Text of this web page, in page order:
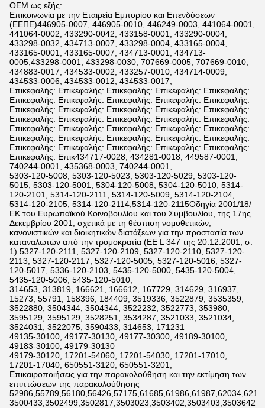
OEM ως εξής:
Επικοινωνία με την Εταιρεία Εμπορίου και Επενδύσεων
(ΕΕΠΕ)446905-0007, 446905-0010, 446249-0003, 441064-0001,
441064-0002, 433290-0042, 433158-0001, 433290-0004,
433298-0032, 434713-0007, 433298-0004, 433165-0004,
433165-0001, 433165-0007, 434713-0001, 434713-
0005,433298-0001, 433298-0030, 707669-0005, 707669-0010,
434883-0017, 434533-0002, 433257-0010, 434714-0009,
434533-0006, 434533-0012, 434533-0017,
Επικεφαλής: Επικεφαλής: Επικεφαλής: Επικεφαλής: Επικεφαλής:
Επικεφαλής: Επικεφαλής: Επικεφαλής: Επικεφαλής: Επικεφαλής:
Επικεφαλής: Επικεφαλής: Επικεφαλής: Επικεφαλής: Επικεφαλής:
Επικεφαλής: Επικεφαλής: Επικεφαλής: Επικεφαλής: Επικεφαλής:
Επικεφαλής: Επικεφαλής: Επικεφαλής: Επικεφαλής: Επικεφαλής:
Επικεφαλής: Επικεφαλής: Επικεφαλής: Επικεφαλής: Επικεφαλής:
Επικεφαλής: Επικεφαλής: Επικεφαλής: Επικεφαλής: Επικεφαλής:
Επικεφαλής: Επικ434717-0028, 434281-0018, 449587-0001,
740244-0001, 435368-0003, 740244-0001,
5303-120-5008, 5303-120-5023, 5303-120-5029, 5303-120-
5015, 5303-120-5001, 5304-120-5008, 5304-120-5010, 5314-
120-2101, 5314-120-2111, 5314-120-5009, 5314-120-2104,
5314-120-2105, 5314-120-2114,5314-120-2115Οδηγία 2001/18/
ΕΚ του Ευρωπαϊκού Κοινοβουλίου και του Συμβουλίου, της 17ης
Δεκεμβρίου 2001, σχετικά με τη θέσπιση νομοθετικών,
κανονιστικών και διοικητικών διατάξεων για την προστασία των
καταναλωτών από την τρομοκρατία (ΕΕ L 347 της 20.12.2001, σ.
1).5327-120-2111, 5327-120-2109, 5327-120-2110, 5327-120-
2113, 5327-120-2117, 5327-120-5005, 5327-120-5016, 5327-
120-5017, 5336-120-2103, 5435-120-5000, 5435-120-5004,
5435-120-5006, 5435-120-5010,
314653, 313819, 166621, 166612, 167729, 314629, 316937,
15273, 55791, 158396, 184409, 3519336, 3522879, 3535359,
3522880, 3504344, 3504344, 3522232, 3522773, 353980,
3595129, 3595129, 3528251, 3534287, 3521033, 3521034,
3524031, 3522075, 3590433, 314653, 171231
49135-30100, 49177-30130, 49177-30300, 49189-30100,
49183-30100, 49179-30130
49179-30120, 17201-54060, 17201-54030, 17201-17010,
17201-17040, 650551-3120, 650551-3201,
Επικαιροποιήσεις για την παρακολούθηση και την εκτίμηση των
επιπτώσεων της παρακολούθησης